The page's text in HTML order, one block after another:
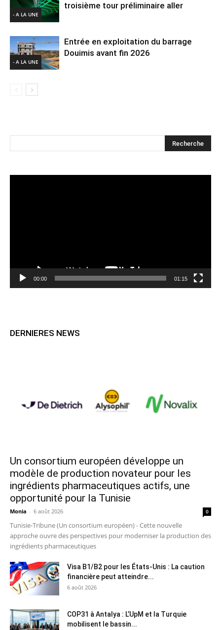
- A LA UNE
troisième tour préliminaire aller
- A LA UNE
Entrée en exploitation du barrage
Douimis avant fin 2026
00:00 01:15
DERNIERES NEWS
Un consortium européen développe un
modèle de production novateur pour les
ingrédients pharmaceutiques actifs, une
opportunité pour la Tunisie
Monia - 6 août 2026 0
Tunisie-Tribune (Un consortium européen) - Cette nouvelle
approche ouvre des perspectives pour moderniser la production des
ingrédients pharmaceutiques
Visa B1/B2 pour les États-Unis : La caution
financière peut atteindre...
6 août 2026
COP31 à Antalya : L’UpM et la Turquie
mobilisent le bassin...